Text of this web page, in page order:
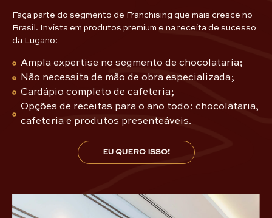
Faça parte do segmento de Franchising que mais cresce no
Brasil. Invista em produtos premium e na receita de sucesso
da Lugano:
Ampla expertise no segmento de chocolataria;
Não necessita de mão de obra especializada;
Cardápio completo de cafeteria;
Opções de receitas para o ano todo: chocolataria,
cafeteria e produtos presenteáveis.
EU QUERO ISSO!